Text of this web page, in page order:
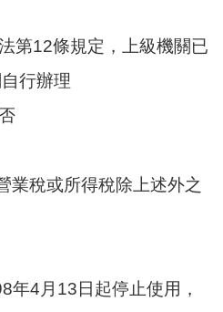
第12條規定，上級機關已
行辦理
業稅或所得稅除上述外之
年4月13日起停止使用，